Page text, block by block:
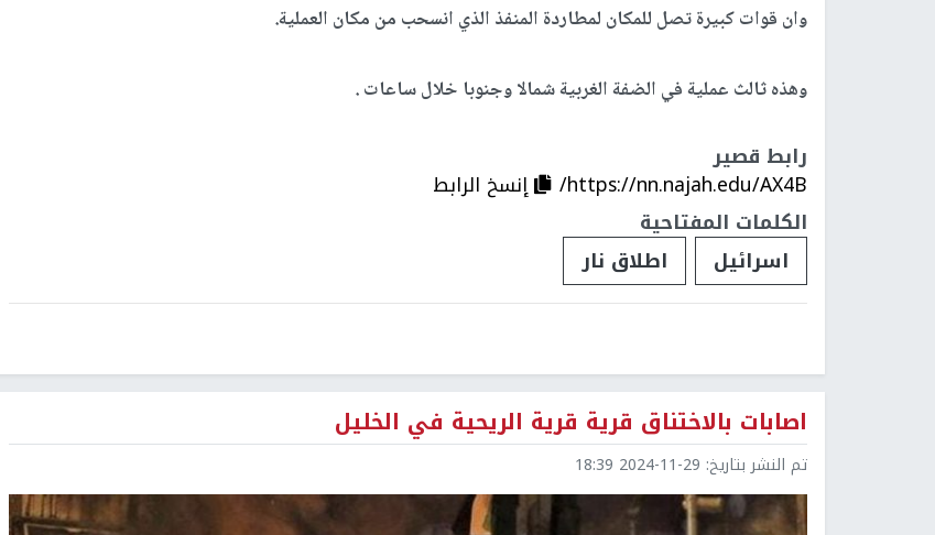
وان قوات كبيرة تصل للمكان لمطاردة المنفذ الذي انسحب من مكان العملية.
وهذه ثالث عملية في الضفة الغربية شمالا وجنوبا خلال ساعات .
رابط قصير
https://nn.najah.edu/AX4B/
إنسخ الرابط
الكلمات المفتاحية
اسرائيل
اطلاق نار
اصابات بالاختناق قرية قرية الريحية في الخليل
تم النشر بتاريخ: 2024-11-29 18:39